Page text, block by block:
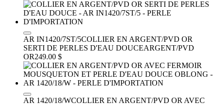
AR IN1420/7ST/5COLLIER EN ARGENT/PVD OR
SERTI DE PERLES D'EAU DOUCEARGENT/PVD
OR249.00 $
AR 1420/18/WCOLLIER EN ARGENT/PVD OR AVEC